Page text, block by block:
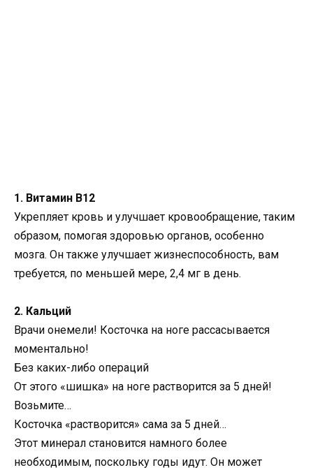
1. Витамин B12
Укрепляет кровь и улучшает кровообращение, таким
образом, помогая здоровью органов, особенно
мозга. Он также улучшает жизнеспособность, вам
требуется, по меньшей мере, 2,4 мг в день.
2. Кальций
Врачи онемели! Косточка на ноге рассасывается
моментально!
Без каких-либо операций
От этого «шишка» на ноге растворится за 5 дней!
Возьмите…
Косточка «растворится» сама за 5 дней…
Этот минерал становится намного более
необходимым, поскольку годы идут. Он может